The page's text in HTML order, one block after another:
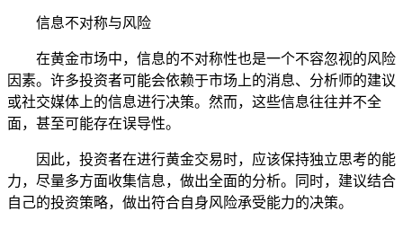
信息不对称与风险
在黄金市场中，信息的不对称性也是一个不容忽视的风险
因素。许多投资者可能会依赖于市场上的消息、分析师的建议
或社交媒体上的信息进行决策。然而，这些信息往往并不全
面，甚至可能存在误导性。
因此，投资者在进行黄金交易时，应该保持独立思考的能
力，尽量多方面收集信息，做出全面的分析。同时，建议结合
自己的投资策略，做出符合自身风险承受能力的决策。